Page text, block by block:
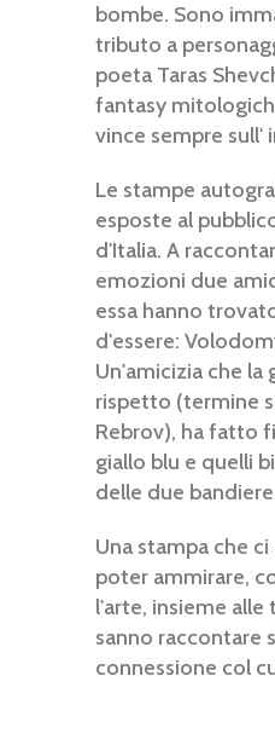
bombe. Sono
tributo a
poeta Taras
fantasy
vince sempre sull'
Le stampe
esposte al
d'Italia. A
emozioni due
essa hanno
d'essere:
Un'amicizia che la
rispetto (termine
Rebrov), ha fatto
giallo blu e quelli
delle due
Una stampa che
poter ammirare,
l'arte, insieme
sanno raccontare
connessione col